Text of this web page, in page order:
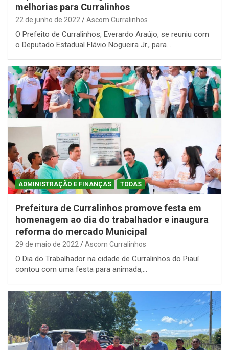
melhorias para Curralinhos
22 de junho de 2022 Ascom Curralinhos
O Prefeito de Curralinhos, Everardo Araújo, se reuniu com
o Deputado Estadual Flávio Nogueira Jr., para…
ADMINISTRAÇÃO E FINANÇAS TODAS
Prefeitura de Curralinhos promove festa em
homenagem ao dia do trabalhador e inaugura
reforma do mercado Municipal
29 de maio de 2022 Ascom Curralinhos
O Dia do Trabalhador na cidade de Curralinhos do Piauí
contou com uma festa para animada,…